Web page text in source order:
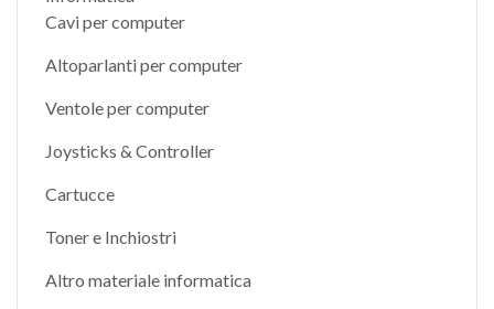
Cavi per computer
Altoparlanti per computer
Ventole per computer
Joysticks & Controller
Cartucce
Toner e Inchiostri
Altro materiale informatica